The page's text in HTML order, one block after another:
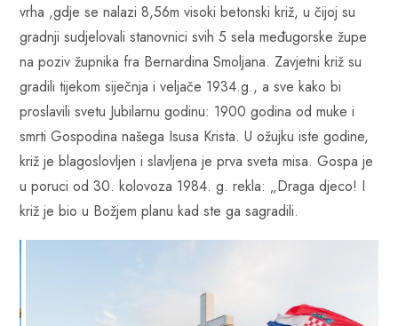
vrha ,gdje se nalazi 8,56m visoki betonski križ, u čijoj su
gradnji sudjelovali stanovnici svih 5 sela međugorske župe
na poziv župnika fra Bernardina Smoljana. Zavjetni križ su
gradili tijekom siječnja i veljače 1934.g., a sve kako bi
proslavili svetu Jubilarnu godinu: 1900 godina od muke i
smrti Gospodina našega Isusa Krista. U ožujku iste godine,
križ je blagoslovljen i slavljena je prva sveta misa. Gospa je
u poruci od 30. kolovoza 1984. g. rekla: „Draga djeco! I
križ je bio u Božjem planu kad ste ga sagradili.